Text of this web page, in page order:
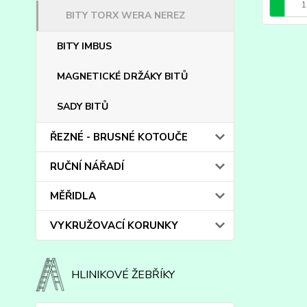
BITY TORX WERA NEREZ
BITY IMBUS
MAGNETICKÉ DRŽÁKY BITŮ
SADY BITŮ
ŘEZNÉ - BRUSNÉ KOTOUČE
RUČNÍ NÁŘADÍ
MĚŘIDLA
VYKRUŽOVACÍ KORUNKY
HLINIKOVÉ ŽEBŘÍKY